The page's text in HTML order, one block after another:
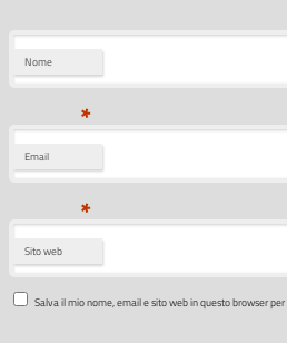
Nome
*
Email
*
Sito web
Salva il mio nome, email e sito web in questo browser